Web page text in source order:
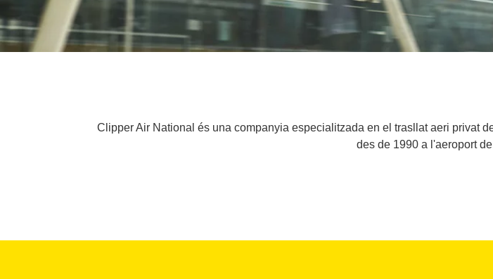
Clipper Air National és una companyia especialitzada en el trasllat aeri privat
des de 1990 a l'aeroport